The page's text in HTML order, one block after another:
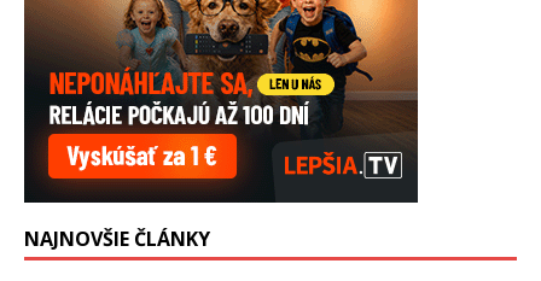
NAJNOVŠIE ČLÁNKY